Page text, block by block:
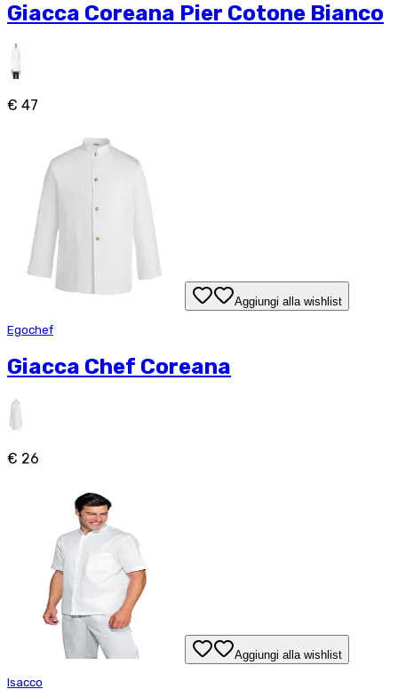
Giacca Coreana Pier Cotone Bianco
€ 47
Aggiungi alla wishlist
Egochef
Giacca Chef Coreana
€ 26
Aggiungi alla wishlist
Isacco